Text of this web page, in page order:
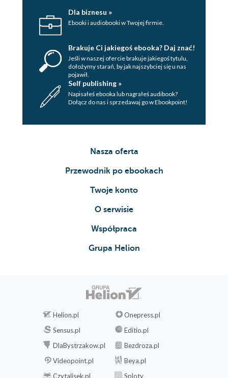
Dla biznesu »
Ebooki i audiobooki w Twojej firmie.
Brakuje Ci jakiegoś ebooka? Daj znać!
Jeśli w naszej ofercie brakuje jakiegoś tytulu,
dołożymy starań, by jak najszybciej się u nas
pojawił.
Self publishing »
Napisałeś ebooka lub nagrałeś audibook?
Dołącz do nas i sprzedawaj go w Ebookpoint!
Nasza oferta
Przewodnik po ebookach
Twoje konto
O serwisie
Współpraca
Grupa Helion
Helion.pl
Onepress.pl
Sensus.pl
Editio.pl
DlaBystrzakow.pl
Bezdroza.pl
Videopoint.pl
Beya.pl
Czytalisek.pl
Sploty